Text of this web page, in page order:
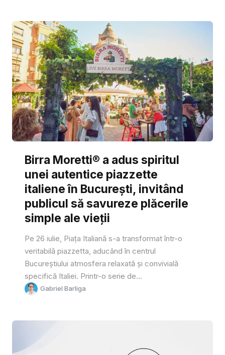
Birra Moretti® a adus spiritul
unei autentice piazzette
italiene în București, invitând
publicul să savureze plăcerile
simple ale vieții
Pe 26 iulie, Piața Italiană s-a transformat într-o
veritabilă piazzetta, aducând în centrul
Bucureștiului atmosfera relaxată și convivială
specifică Italiei. Printr-o serie de...
Gabriel Barliga